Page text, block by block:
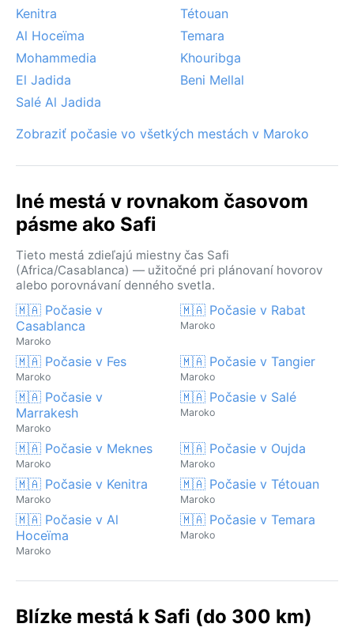
Kenitra
Tétouan
Al Hoceïma
Temara
Mohammedia
Khouribga
El Jadida
Beni Mellal
Salé Al Jadida
Zobraziť počasie vo všetkých mestách v Maroko
Iné mestá v rovnakom časovom
pásme ako Safi
Tieto mestá zdieľajú miestny čas Safi
(Africa/Casablanca) — užitočné pri plánovaní hovorov
alebo porovnávaní denného svetla.
🇲🇦 Počasie v
Casablanca
Maroko
🇲🇦 Počasie v Rabat
Maroko
🇲🇦 Počasie v Fes
Maroko
🇲🇦 Počasie v Tangier
Maroko
🇲🇦 Počasie v
Marrakesh
Maroko
🇲🇦 Počasie v Salé
Maroko
🇲🇦 Počasie v Meknes
Maroko
🇲🇦 Počasie v Oujda
Maroko
🇲🇦 Počasie v Kenitra
Maroko
🇲🇦 Počasie v Tétouan
Maroko
🇲🇦 Počasie v Al
Hoceïma
Maroko
🇲🇦 Počasie v Temara
Maroko
Blízke mestá k Safi (do 300 km)